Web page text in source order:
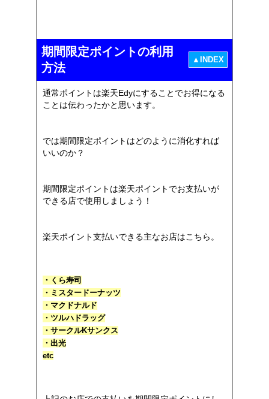
期間限定ポイントの利用
方法
▲INDEX
通常ポイントは楽天Edyにすることでお得になる
ことは伝わったかと思います。
では期間限定ポイントはどのように消化すれば
いいのか？
期間限定ポイントは楽天ポイントでお支払いが
できる店で使用しましょう！
楽天ポイント支払いできる主なお店はこちら。
・くら寿司
・ミスタードーナッツ
・マクドナルド
・ツルハドラッグ
・サークルKサンクス
・出光
etc